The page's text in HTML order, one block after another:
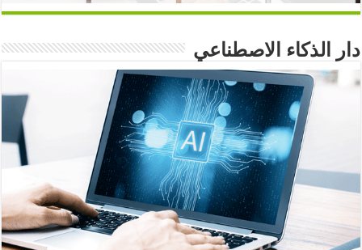
دار الذكاء الاصطناعي